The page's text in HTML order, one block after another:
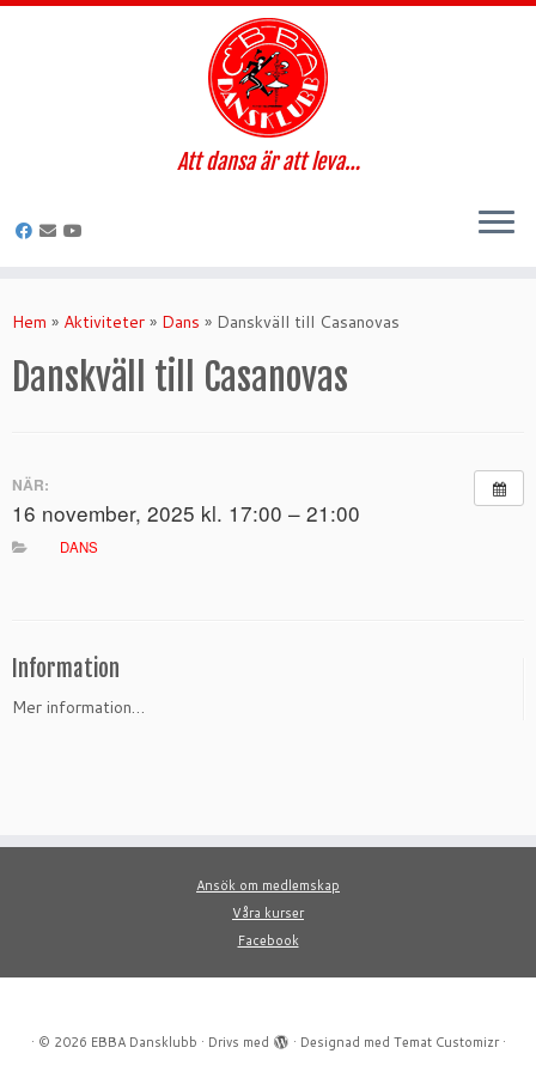
till
Att dansa är att leva…
Hem » Aktiviteter » Dans » Danskväll till Casanovas
Danskväll till Casanovas
NÄR:
16 november, 2025 kl. 17:00 – 21:00
DANS
Information
Mer information…
Ansök om medlemskap
Våra kurser
Facebook
· © 2026 EBBA Dansklubb · Drivs med · Designad med Temat Customizr·